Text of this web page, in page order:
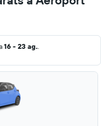
16 - 23 ag..